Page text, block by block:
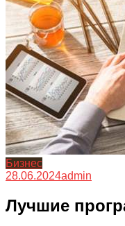
Бизнес
28.06.2024admin
Лучшие